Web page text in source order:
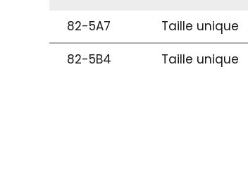
82-5A7 Taille unique
82-5B4
Taille unique